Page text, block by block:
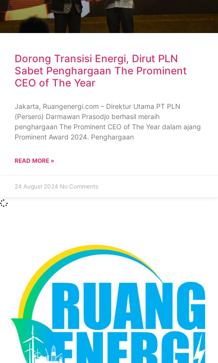
Dorong Transisi Energi, Dirut PLN
Sabet Penghargaan The Prominent
CEO of The Year
Jakarta, Ruangenergi.com – Direktur Utama PT PLN
(Persero) Darmawan Prasodjo berhasil meraih
penghargaan The Prominent CEO of The Year dalam ajang
Prominent Award 2024. Penghargaan
READ MORE »
24 August 2024 No Comments